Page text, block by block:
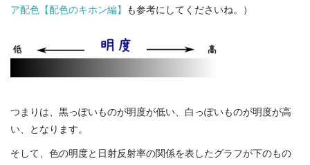
ア配色【配色のキホン編】
も参考にしてくださいね。）
つまりは、黒っぽいものが明度が低い、白っぽいものが明度が高
い、となります。
そして、色の明度と日射反射率の関係を表したグラフが下のもの